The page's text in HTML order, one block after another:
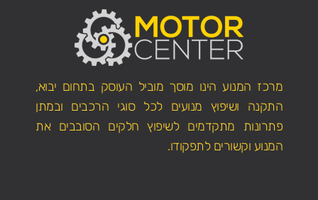
מרכז המנוע הינו מוסך מוביל העוסק בתחום יבוא,
התקנה ושיפוץ מנועים לכל סוגי הרכבים ובמתן
פתרונות מתקדמים לשיפוץ חלקים הסובבים את
המנוע וקשורים לתפקודו.